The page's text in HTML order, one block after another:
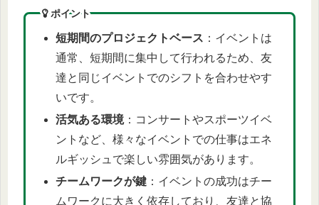
ポイント
短期間のプロジェクトベース ：イベントは
通常、短期間に集中して行われるため、友
達と同じイベントでのシフトを合わせやす
いです。
活気ある環境：コンサートやスポーツイベ
ントなど、様々なイベントでの仕事はエネ
ルギッシュで楽しい雰囲気があります。
チームワークが鍵：イベントの成功はチー
ムワークに大きく依存しており、友達と協